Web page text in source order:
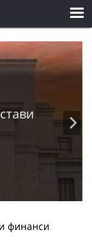
финанси